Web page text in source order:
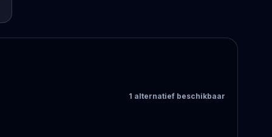
1 alternatief beschikbaar